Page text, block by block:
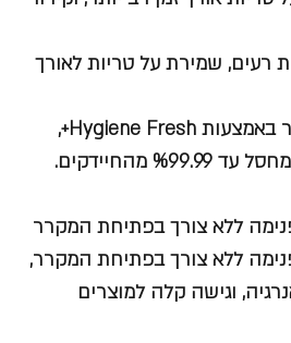
רעים, שמירת על טריות לאורך
שמירה על ניקיון המקרר באמצעות Hygiene Fresh+,
מהחיידקים.
ללא צורך בפתיחת המקרר
ללא צורך בפתיחת המקרר,
וגישה קלה למוצרים